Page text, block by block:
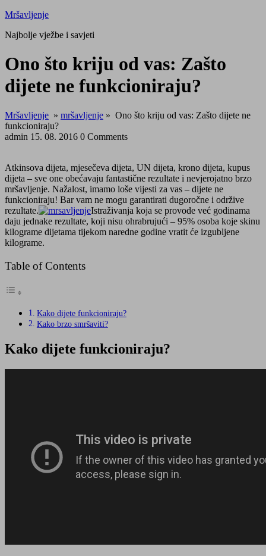
Skip
content
Mršavljenje
Najbolje vježbe i savjeti
Menu
Ono što kriju od vas: Zašto
dijete ne funkcioniraju?
Mršavljenje » mršavljenje » Ono što kriju od vas: Zašto dijete ne
funkcioniraju?
admin 15. 08. 2016 0 Comments
Atkinsova dijeta, mjesečeva dijeta, UN dijeta, krono dijeta, kupus
dijeta – sve one obećavaju fantastične rezultate i nevjerojatno brzo
mršavljenje. Nažalost, imamo loše vijesti za vas – dijete ne
funkcioniraju! Bar vam ne mogu garantirati dugoročne i održive
rezultate.
Istraživanja koja se provode već godinama
daju jednake rezultate, koji nisu ohrabrujući – 95% osoba koje skinu
kilograme dijetama tijekom naredne godine vratit će izgubljene
kilograme.
Table of Contents
Kako dijete funkcioniraju?
Kako brzo smršaviti?
Kako dijete funkcioniraju?